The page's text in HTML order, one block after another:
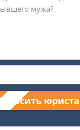
юриста